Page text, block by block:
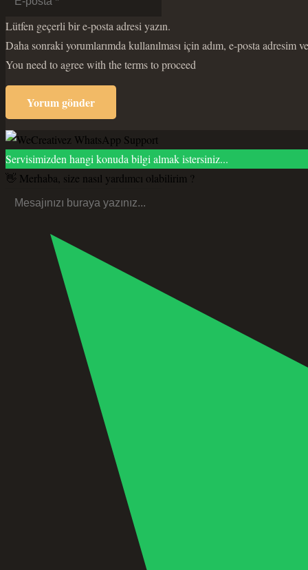
Lütfen geçerli bir e-posta adresi yazın.
Daha sonraki yorumlarımda kullanılması için adım, e-posta adresim
You need to agree with the terms to proceed
Yorum gönder
Servisimizden hangi konuda bilgi almak istersiniz...
👋 Merhaba, size nasıl yardımcı olabilirim ?